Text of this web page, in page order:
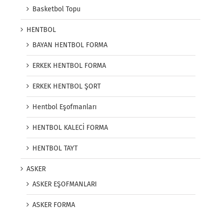
Basketbol Topu
HENTBOL
BAYAN HENTBOL FORMA
ERKEK HENTBOL FORMA
ERKEK HENTBOL ŞORT
Hentbol Eşofmanları
HENTBOL KALECİ FORMA
HENTBOL TAYT
ASKER
ASKER EŞOFMANLARI
ASKER FORMA